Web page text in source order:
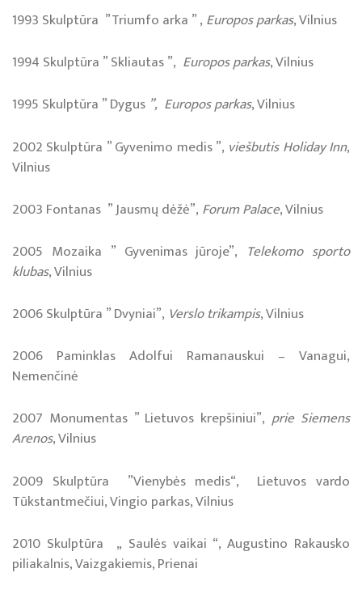
1993 Skulptūra ”Triumfo arka ” , Europos parkas, Vilnius
1994 Skulptūra ” Skliautas ”, Europos parkas, Vilnius
1995 Skulptūra ” Dygus ”, Europos parkas, Vilnius
2002 Skulptūra ” Gyvenimo medis ”, viešbutis Holiday Inn,
Vilnius
2003 Fontanas ” Jausmų dėžė”, Forum Palace, Vilnius
2005 Mozaika ” Gyvenimas jūroje”, Telekomo sporto
klubas, Vilnius
2006 Skulptūra ” Dvyniai”, Verslo trikampis, Vilnius
2006 Paminklas Adolfui Ramanauskui – Vanagui,
Nemenčinė
2007 Monumentas ” Lietuvos krepšiniui”,prie Siemens
Arenos, Vilnius
2009 Skulptūra ”Vienybės medis“, Lietuvos vardo
Tūkstantmečiui, Vingio parkas, Vilnius
2010 Skulptūra „ Saulės vaikai “, Augustino Rakausko
piliakalnis, Vaizgakiemis, Prienai